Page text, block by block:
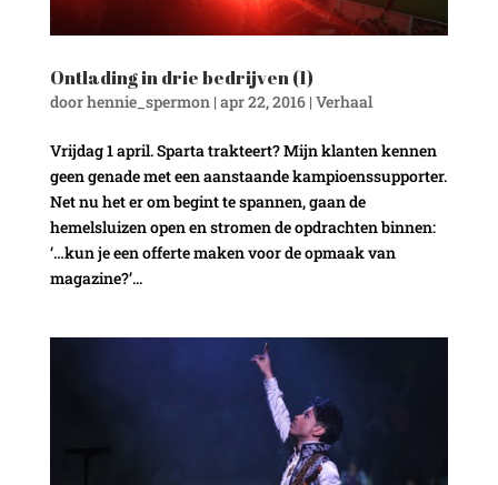
Ontlading in drie bedrijven (1)
doorhennie_spermon | apr 22, 2016| Verhaal
Vrijdag 1 april. Sparta trakteert? Mijn klanten kennen
geen genade met een aanstaande kampioenssupporter.
Net nu het er om begint te spannen, gaan de
hemelsluizen open en stromen de opdrachten binnen:
‘…kun je een offerte maken voor de opmaak van
magazine?’...